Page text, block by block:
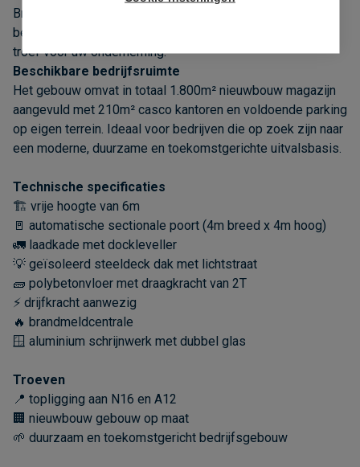
Brussel). Deze ligging combineert een uitstekende
bereikbaarheid met een sterke commerciële en logistieke
troef voor uw onderneming.
Beschikbare bedrijfsruimte
Het gebouw omvat in totaal 1.800m² nieuwbouw magazijn
aangevuld met 210m² casco kantoren en voldoende parking
op eigen terrein. Ideaal voor bedrijven die op zoek zijn naar
een moderne, duurzame en toekomstgerichte uitvalsbasis.
Technische specificaties
🏗️ vrije hoogte van 6m
🚪 automatische sectionale poort (4m breed x 4m hoog)
🚛 laadkade met dockleveller
💡 geïsoleerd steeldeck dak met lichtstraat
🧱 polybetonvloer met draagkracht van 2T
⚡ drijfkracht aanwezig
🔥 brandmeldcentrale
🪟 aluminium schrijnwerk met dubbel glas
Troeven
📍 topligging aan N16 en A12
🏢 nieuwbouw gebouw op maat
🌱 duurzaam en toekomstgericht bedrijfsgebouw